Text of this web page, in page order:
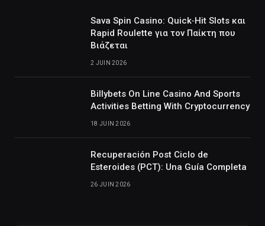
Sava Spin Casino: Quick‑Hit Slots και
Rapid Roulette για τον Παίκτη που
Βιάζεται
2 JUIN 2026
Billybets On Line Casino And Sports
Activities Betting With Cryptocurrency
18 JUIN 2026
Recuperación Post Ciclo de
Esteroides (PCT): Una Guía Completa
26 JUIN 2026